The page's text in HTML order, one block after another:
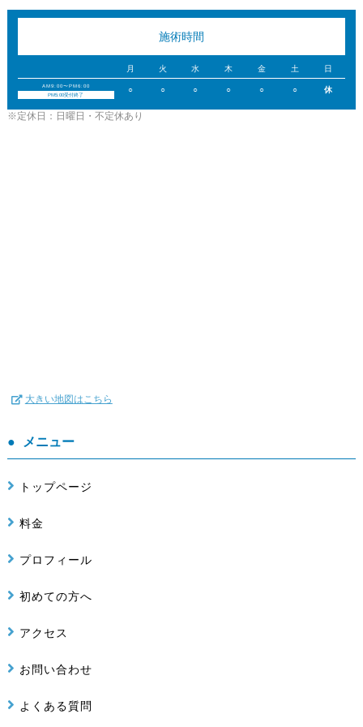
施術時間
月 火 水 木 金 土 日
AM9:00〜PM6:00
PM5:00受付終了
○ ○ ○ ○ ○ ○ 休
※定休日：日曜日・不定休あり
大きい地図はこちら
メニュー
トップページ
料金
プロフィール
初めての方へ
アクセス
お問い合わせ
よくある質問